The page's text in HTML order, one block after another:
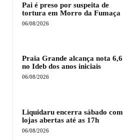
Pai é preso por suspeita de
tortura em Morro da Fumaça
06/08/2026
Praia Grande alcança nota 6,6
no Ideb dos anos iniciais
06/08/2026
Liquidaru encerra sábado com
lojas abertas até as 17h
06/08/2026